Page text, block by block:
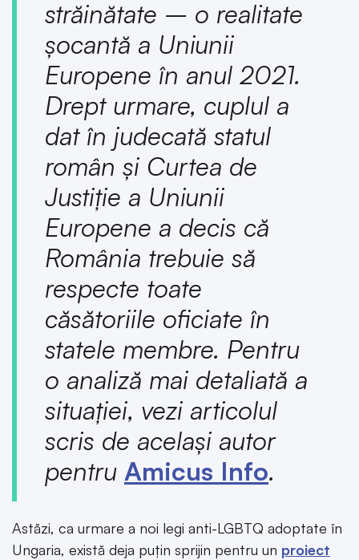
străinătate – o realitate
șocantă a Uniunii
Europene în anul 2021.
Drept urmare, cuplul a
dat în judecată statul
român și Curtea de
Justiție a Uniunii
Europene a decis că
România trebuie să
respecte toate
căsătoriile oficiate în
statele membre. Pentru
o analiză mai detaliată a
situației, vezi articolul
scris de același autor
pentru Amicus Info.
Astăzi, ca urmare a noi legi anti-LGBTQ adoptate în
Ungaria, există deja puțin sprijin pentru un proiect